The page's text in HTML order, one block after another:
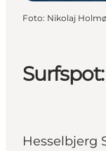
Hesselbjerg
Foto: Nikolaj